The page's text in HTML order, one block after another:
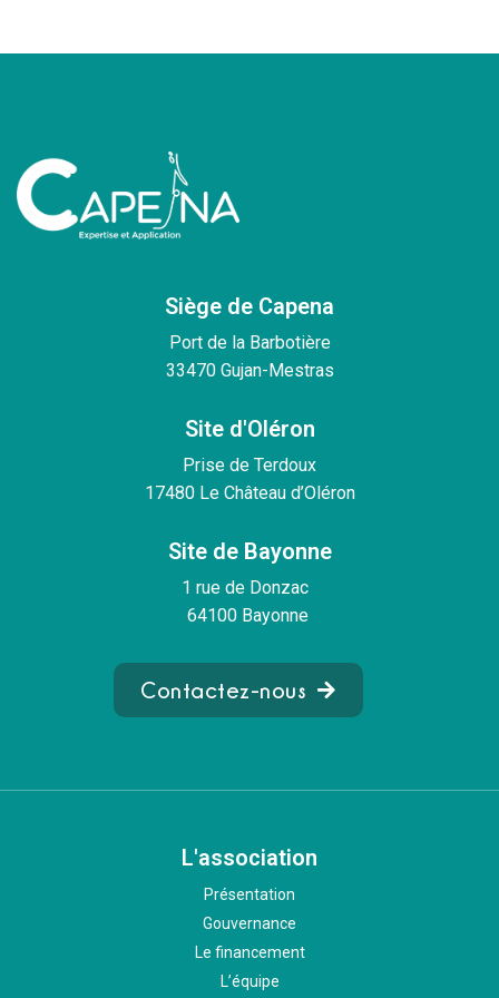
Siège de Capena
Port de la Barbotière
33470 Gujan-Mestras
Site d'Oléron
Prise de Terdoux
17480 Le Château d’Oléron
Site de Bayonne
1 rue de Donzac
64100 Bayonne
Contactez-nous
L'association
Présentation
Gouvernance
Le financement
L’équipe